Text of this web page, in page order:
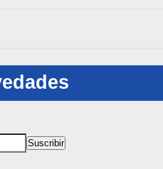
Suscribir